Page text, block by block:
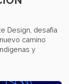
Design, desafía
camino
y